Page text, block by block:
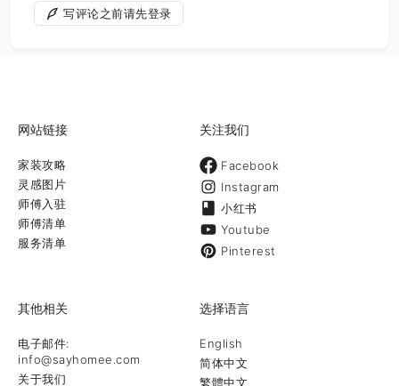
写评论之前请先登录
网站链接
家装攻略
灵感图片
师傅入驻
师傅清单
服务清单
关注我们
Facebook
Instagram
小红书
Youtube
Pinterest
其他相关
电子邮件:
info@sayhomee.com
关于我们
选择语言
English
简体中文
繁體中文